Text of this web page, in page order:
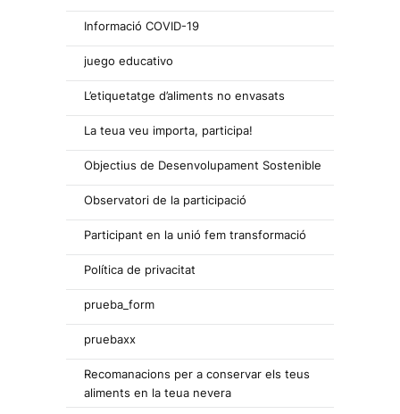
Informació COVID-19
juego educativo
L’etiquetatge d’aliments no envasats
La teua veu importa, participa!
Objectius de Desenvolupament Sostenible
Observatori de la participació
Participant en la unió fem transformació
Política de privacitat
prueba_form
pruebaxx
Recomanacions per a conservar els teus
aliments en la teua nevera